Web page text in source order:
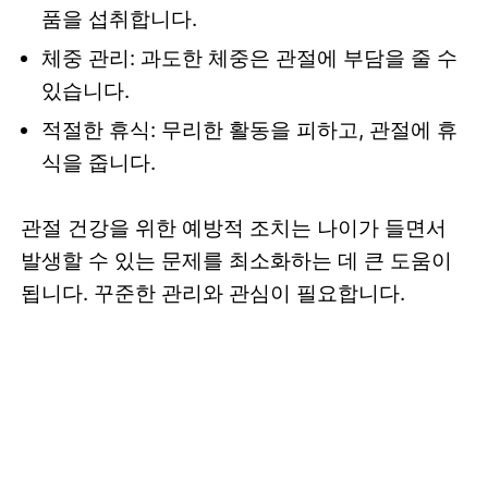
품을 섭취합니다.
체중 관리: 과도한 체중은 관절에 부담을 줄 수
있습니다.
적절한 휴식: 무리한 활동을 피하고, 관절에 휴
식을 줍니다.
관절 건강을 위한 예방적 조치는 나이가 들면서
발생할 수 있는 문제를 최소화하는 데 큰 도움이
됩니다. 꾸준한 관리와 관심이 필요합니다.